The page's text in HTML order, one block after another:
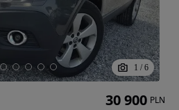
1 / 6
30 900 PLN